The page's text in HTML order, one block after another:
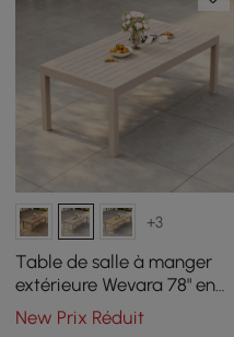
+3
Table de salle à manger
extérieure Wevara 78" en
aluminium à lattes finition
sable, couleur sable
New Prix Réduit